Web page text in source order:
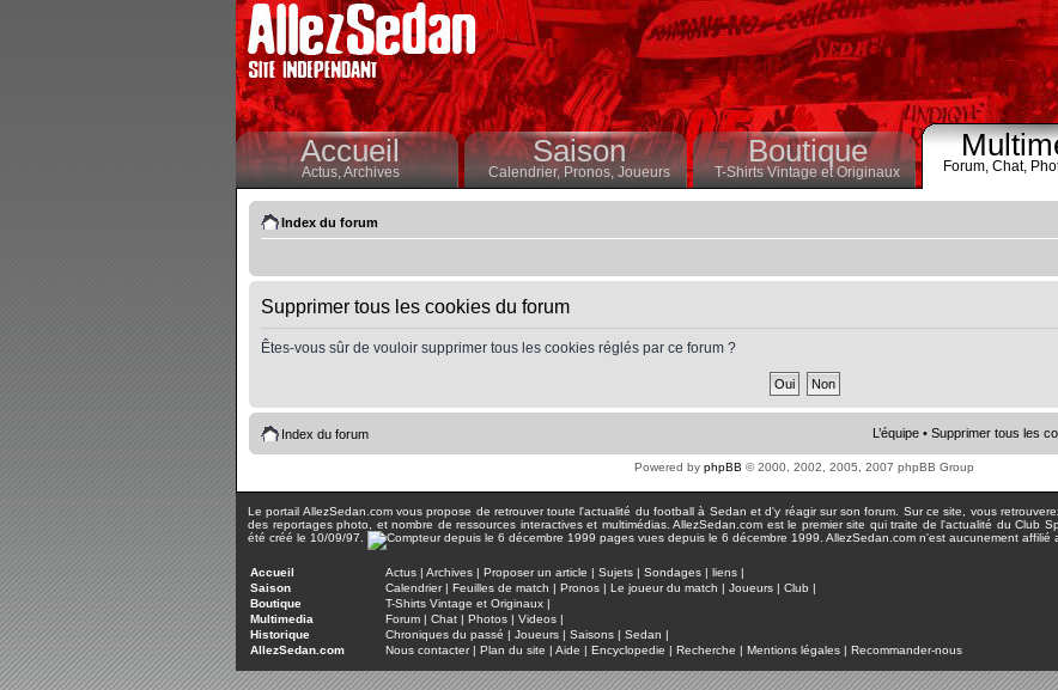
Accueil
Actus,Archives
Saison
Calendrier,Pronos, Joueurs
Boutique
T-Shirts Vintage et Originaux Forum, Chat,
Index du forum
Supprimer tous les cookies du forum
Êtes-vous sûr de vouloir supprimer tous les cookies réglés par ce forum ?
Index du forum L’équipe • Supprimer tous les
Powered by phpBB © 2000, 2002, 2005, 2007 phpBB Group
Le portail AllezSedan.com vous propose de retrouver toute l'actualité du football à Sedan et d'y réagir sur son forum. Sur ce site, vous
des reportages photo, et nombre de ressources interactives et multimédias. AllezSedan.com est le premier site qui traite de l'actualité du Club
été créé le 10/09/97.
pages vues depuis le 6 décembre 1999. AllezSedan.com n'est aucunement
Accueil Actus | Archives | Proposer un article | Sujets | Sondages | liens |
Saison
Calendrier| Feuilles de match | Pronos | Le joueur du match | Joueurs | Club |
Boutique
T-Shirts Vintage et Originaux |
Multimedia
Forum | Chat | Photos | Videos |
Historique
Chroniques du passé | Joueurs | Saisons | Sedan |
AllezSedan.com
Nous contacter| Plan du site | Aide | Encyclopedie | Recherche | Mentions légales | Recommander-nous